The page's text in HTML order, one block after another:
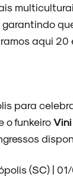
aqui 20
para
o funkeiro
(SC) | 01/